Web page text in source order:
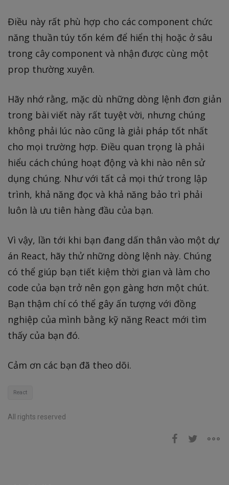
Điều này rất phù hợp cho các component chức
năng thuần túy tốn kém để hiển thị hoặc ở sâu
trong cây component và nhận được cùng một
prop thường xuyên.
Hãy nhớ rằng, mặc dù những dòng lệnh đơn giản
trong bài viết này rất tuyệt vời, nhưng chúng
không phải lúc nào cũng là giải pháp tốt nhất
cho mọi trường hợp. Điều quan trọng là phải
hiểu cách chúng hoạt động và khi nào nên sử
dụng chúng. Như với tất cả mọi thứ trong lập
trình, khả năng đọc và khả năng bảo trì phải
luôn là ưu tiên hàng đầu của bạn.
Vì vậy, lần tới khi bạn đang dấn thân vào một dự
án React, hãy thử những dòng lệnh này. Chúng
có thể giúp bạn tiết kiệm thời gian và làm cho
code của bạn trở nên gọn gàng hơn một chút.
Bạn thậm chí có thể gây ấn tượng với đồng
nghiệp của mình bằng kỹ năng React mới tìm
thấy của bạn đó.
Cảm ơn các bạn đã theo dõi.
React
All rights reserved